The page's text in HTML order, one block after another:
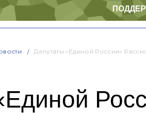
Депутаты «Единой России»